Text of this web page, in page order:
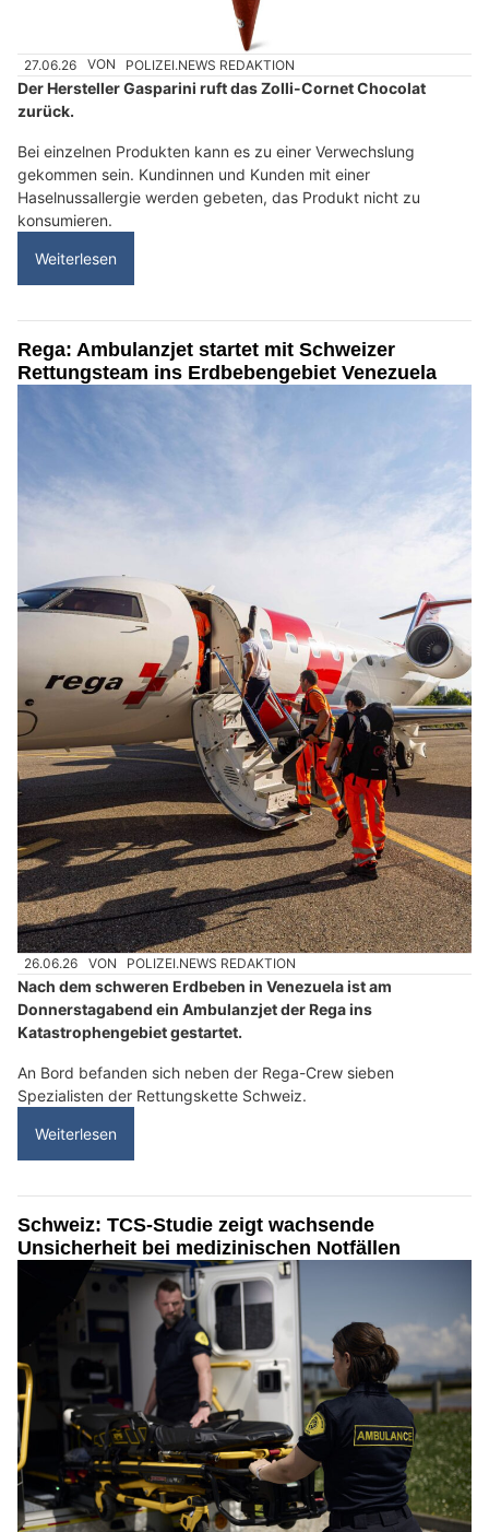
27.06.26 VON POLIZEI.NEWS REDAKTION
Der Hersteller Gasparini ruft das Zolli-Cornet Chocolat
zurück.
Bei einzelnen Produkten kann es zu einer Verwechslung
gekommen sein. Kundinnen und Kunden mit einer
Haselnussallergie werden gebeten, das Produkt nicht zu
konsumieren.
Weiterlesen
Rega: Ambulanzjet startet mit Schweizer
Rettungsteam ins Erdbebengebiet Venezuela
26.06.26 VON POLIZEI.NEWS REDAKTION
Nach dem schweren Erdbeben in Venezuela ist am
Donnerstagabend ein Ambulanzjet der Rega ins
Katastrophengebiet gestartet.
An Bord befanden sich neben der Rega-Crew sieben
Spezialisten der Rettungskette Schweiz.
Weiterlesen
Schweiz: TCS-Studie zeigt wachsende
Unsicherheit bei medizinischen Notfällen